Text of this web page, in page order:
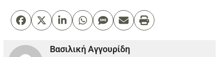
Βασιλική Αγγουρίδη